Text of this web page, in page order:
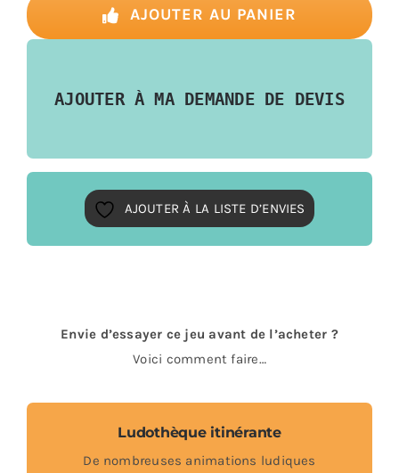
Comix
Trip
AJOUTER AU PANIER
AJOUTER À MA DEMANDE DE DEVIS
AJOUTER À LA LISTE D’ENVIES
Envie d’essayer ce jeu avant de l’acheter ?
Voici comment faire…
Ludothèque itinérante
De nombreuses animations ludiques